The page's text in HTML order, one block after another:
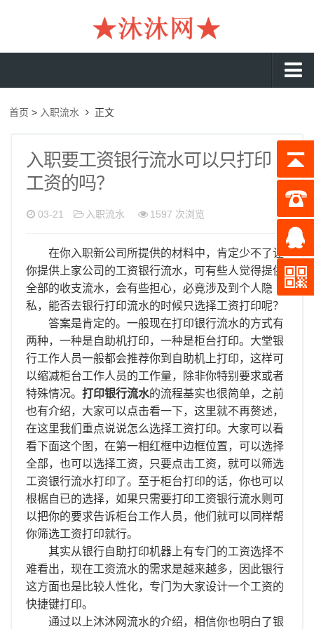
工资流水
入职流水
企业流水
存款证明
在职证明
离职证明
首页 > 入职流水 正文
入职要工资银行流水可以只打印
工资的吗？
03-21 入职流水 1597 次浏览
在你入职新公司所提供的材料中，肯定少不了让
你提供上家公司的工资银行流水，可有些人觉得提供
全部的收支流水，会有些担心，必竟涉及到个人隐
私，能否去银行打印流水的时候只选择工资打印呢？
答案是肯定的。一般现在打印银行流水的方式有
两种，一种是自助机打印，一种是柜台打印。大堂银
行工作人员一般都会推荐你到自助机上打印，这样可
以缩减柜台工作人员的工作量，除非你特别要求或者
特殊情况。打印银行流水的流程基实也很简单，之前
也有介绍，大家可以点击看一下，这里就不再赘述，
在这里我们重点说说怎么选择工资打印。大家可以看
看下面这个图，在第一相红框中边框位置，可以选择
全部，也可以选择工资，只要点击工资，就可以筛选
工资银行流水打印了。至于柜台打印的话，你也可以
根椐自已的选择，如果只需要打印工资银行流水则可
以把你的要求告诉柜台工作人员，他们就可以同样帮
你筛选工资打印就行。
其实从银行自助打印机器上有专门的工资选择不
难看出，现在工资流水的需求是越来越多，因此银行
这方面也是比较人性化，专门为大家设计一个工资的
快捷键打印。
通过以上沐沐网流水的介绍，相信你也明白了银